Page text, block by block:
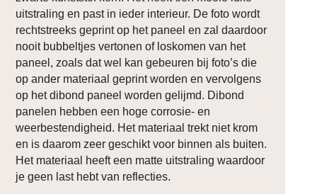
uitstraling en past in ieder interieur. De foto wordt
rechtstreeks geprint op het paneel en zal daardoor
nooit bubbeltjes vertonen of loskomen van het
paneel, zoals dat wel kan gebeuren bij foto’s die
op ander materiaal geprint worden en vervolgens
op het dibond paneel worden gelijmd. Dibond
panelen hebben een hoge corrosie- en
weerbestendigheid. Het materiaal trekt niet krom
en is daarom zeer geschikt voor binnen als buiten.
Het materiaal heeft een matte uitstraling waardoor
je geen last hebt van reflecties.